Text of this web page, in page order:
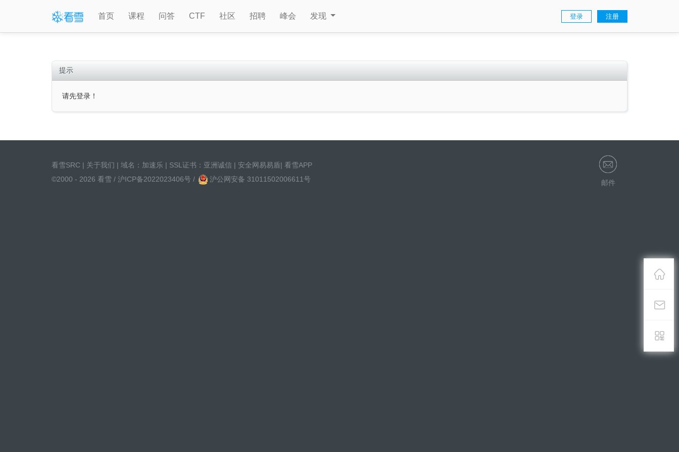
首页 课程 问答 CTF 社区 招聘 峰会 发现 登录 注册
提示
请先登录！
看雪SRC | 关于我们 | 域名： 加速乐 | SSL证书： 亚洲诚信 | 安全网易易盾| 看雪APP
©2000 - 2026 看雪 / 沪ICP备2022023406号 / 沪公网安备 31011502006611号 邮件